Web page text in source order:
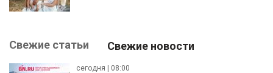
Свежие статьи Свежие новости
сегодня | 08:00